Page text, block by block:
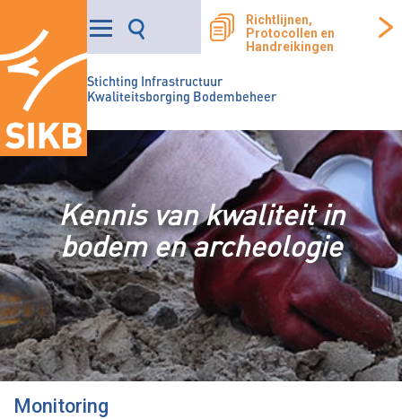
Stichting Infrastructuur
Kwaliteitsborging Bodembeheer
Richtlijnen,
Protocollen en
Handreikingen
Kennis van kwaliteit in
bodem en archeologie
Monitoring